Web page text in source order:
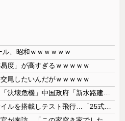
ル、昭和ｗｗｗｗｗｗ
度」が高すぎるｗｗｗｗｗ
尾したいんだがｗｗｗｗｗ